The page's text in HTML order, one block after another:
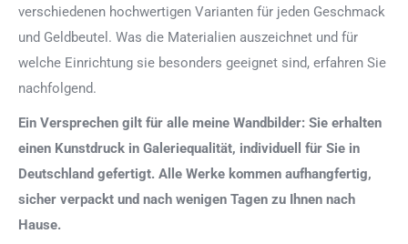
verschiedenen hochwertigen Varianten für jeden Geschmack
und Geldbeutel. Was die Materialien auszeichnet und für
welche Einrichtung sie besonders geeignet sind, erfahren Sie
nachfolgend.
Ein Versprechen gilt für alle meine Wandbilder: Sie erhalten
einen Kunstdruck in Galeriequalität, individuell für Sie in
Deutschland gefertigt. Alle Werke kommen aufhangfertig,
sicher verpackt und nach wenigen Tagen zu Ihnen nach
Hause.